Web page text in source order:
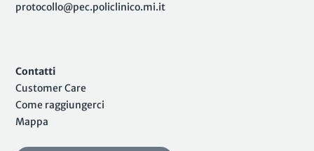
protocollo@pec.policlinico.mi.it
Contatti
Customer Care
Come raggiungerci
Mappa